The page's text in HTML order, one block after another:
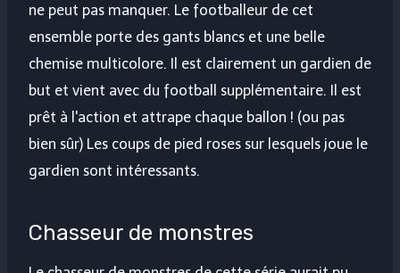
ne peut pas manquer. Le footballeur de cet
ensemble porte des gants blancs et une belle
chemise multicolore. Il est clairement un gardien de
but et vient avec du football supplémentaire. Il est
prêt à l'action et attrape chaque ballon ! (ou pas
bien sûr) Les coups de pied roses sur lesquels joue le
gardien sont intéressants.
Chasseur de monstres